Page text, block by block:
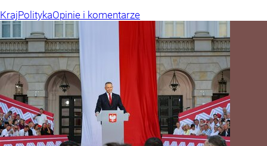
KrajPolitykaOpinie i komentarze